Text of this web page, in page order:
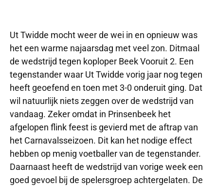
Ut Twidde mocht weer de wei in en opnieuw was
het een warme najaarsdag met veel zon. Ditmaal
de wedstrijd tegen koploper Beek Vooruit 2. Een
tegenstander waar Ut Twidde vorig jaar nog tegen
heeft geoefend en toen met 3-0 onderuit ging. Dat
wil natuurlijk niets zeggen over de wedstrijd van
vandaag. Zeker omdat in Prinsenbeek het
afgelopen flink feest is gevierd met de aftrap van
het Carnavalsseizoen. Dit kan het nodige effect
hebben op menig voetballer van de tegenstander.
Daarnaast heeft de wedstrijd van vorige week een
goed gevoel bij de spelersgroep achtergelaten. De